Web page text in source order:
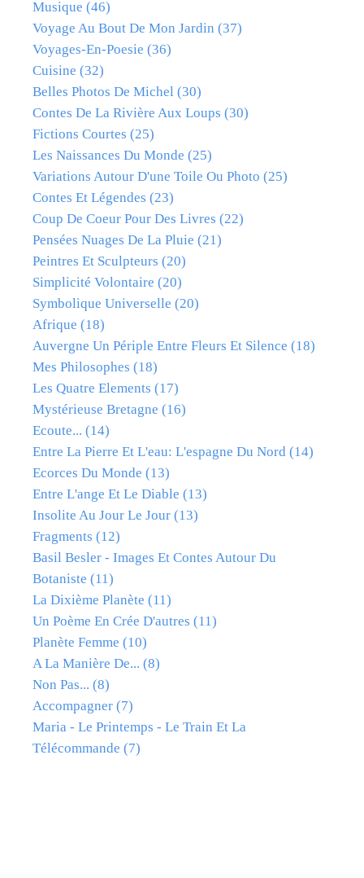
Musique (46)
Voyage Au Bout De Mon Jardin (37)
Voyages-En-Poesie (36)
Cuisine (32)
Belles Photos De Michel (30)
Contes De La Rivière Aux Loups (30)
Fictions Courtes (25)
Les Naissances Du Monde (25)
Variations Autour D'une Toile Ou Photo (25)
Contes Et Légendes (23)
Coup De Coeur Pour Des Livres (22)
Pensées Nuages De La Pluie (21)
Peintres Et Sculpteurs (20)
Simplicité Volontaire (20)
Symbolique Universelle (20)
Afrique (18)
Auvergne Un Périple Entre Fleurs Et Silence (18)
Mes Philosophes (18)
Les Quatre Elements (17)
Mystérieuse Bretagne (16)
Ecoute... (14)
Entre La Pierre Et L'eau: L'espagne Du Nord (14)
Ecorces Du Monde (13)
Entre L'ange Et Le Diable (13)
Insolite Au Jour Le Jour (13)
Fragments (12)
Basil Besler - Images Et Contes Autour Du
Botaniste (11)
La Dixième Planète (11)
Un Poème En Crée D'autres (11)
Planète Femme (10)
A La Manière De... (8)
Non Pas... (8)
Accompagner (7)
Maria - Le Printemps - Le Train Et La
Télécommande (7)